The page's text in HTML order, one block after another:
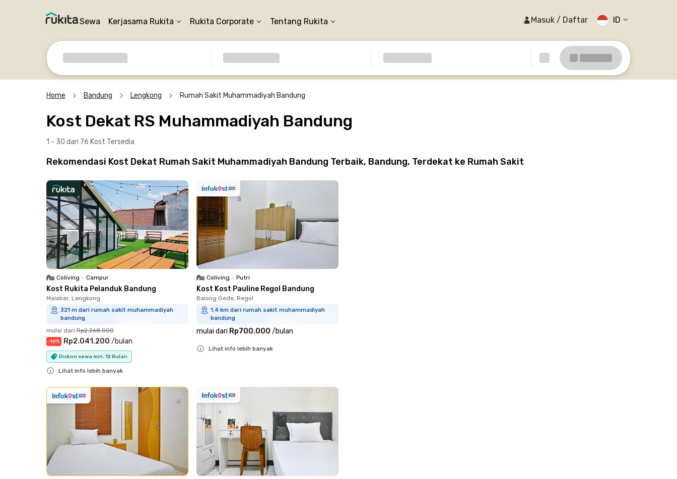
Sewa Kerjasama Rukita Rukita Corporate Tentang Rukita Masuk / Daftar ID
Home Bandung Lengkong Rumah Sakit Muhammadiyah Bandung
Kost Dekat RS Muhammadiyah Bandung
1 - 30 dari 76 Kost Tersedia
Rekomendasi Kost Dekat Rumah Sakit Muhammadiyah Bandung Terbaik, Bandung, Terdekat ke Rumah Sakit
Coliving • Campur
Kost Rukita Pelanduk Bandung
Malabar, Lengkong
321 m dari rumah sakit muhammadiyah
bandung
mulai dari Rp2.268.000
-10% Rp2.041.200 /bulan
Diskon sewa min. 12 Bulan
Lihat info lebih banyak
Coliving • Putri
Kost Kost Pauline Regol Bandung
Balong Gede, Regol
1.4 km dari rumah sakit muhammadiyah
bandung
mulai dari Rp700.000 /bulan
Lihat info lebih banyak